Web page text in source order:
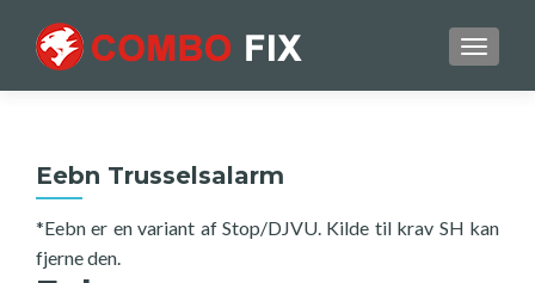
Eebn Trusselsalarm
*Eebn er en variant af Stop/DJVU. Kilde til krav SH kan
fjerne den.